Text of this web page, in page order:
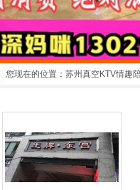
您现在的位置： 苏州真空KTV情趣